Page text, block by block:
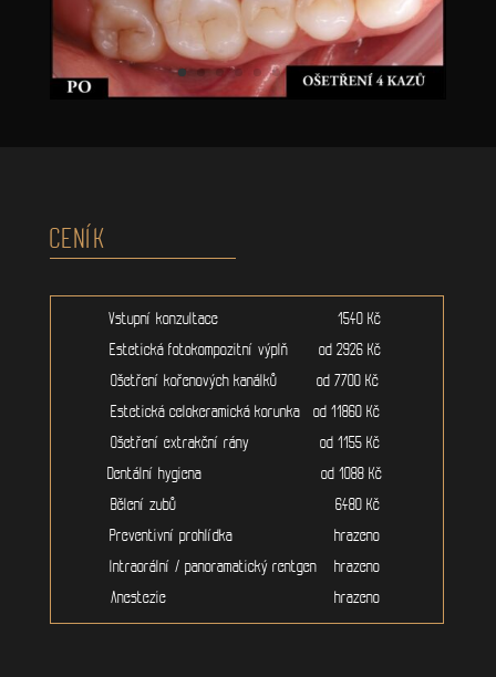
CENÍK
Vstupní konzultace 1540 Kč
Estetická fotokompozitní výplň od 2926 Kč
Ošetření kořenových kanálků od 7700 Kč
Estetická celokeramická korunka od 11860 Kč
Ošetření extrakční rány od 1155 Kč
Dentální hygiena od 1088 Kč
Bělení zubů 6480 Kč
Preventivní prohlídka hrazeno
Intraorální / panoramatický rentgen hrazeno
Anestezie hrazeno